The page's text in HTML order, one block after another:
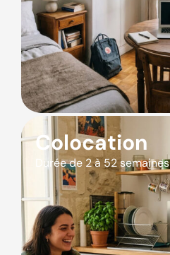
Colocation
Durée de 2 à 52 semaines